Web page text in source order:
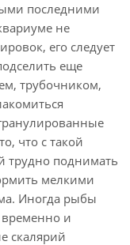
последними
не
его следует
еще
трубочником,
что с такой
трудно поднимать
мелкими
Иногда рыбы
временно и
скалярий